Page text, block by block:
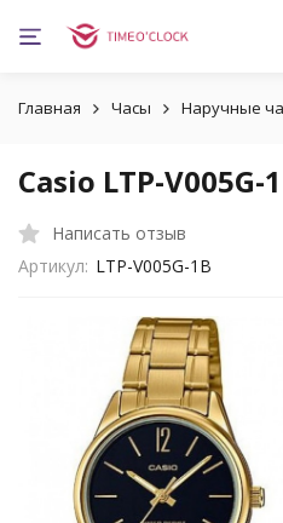
Главная Часы Наручные
Casio LTP-V005G-
Написать отзыв
Артикул: LTP-V005G-1B